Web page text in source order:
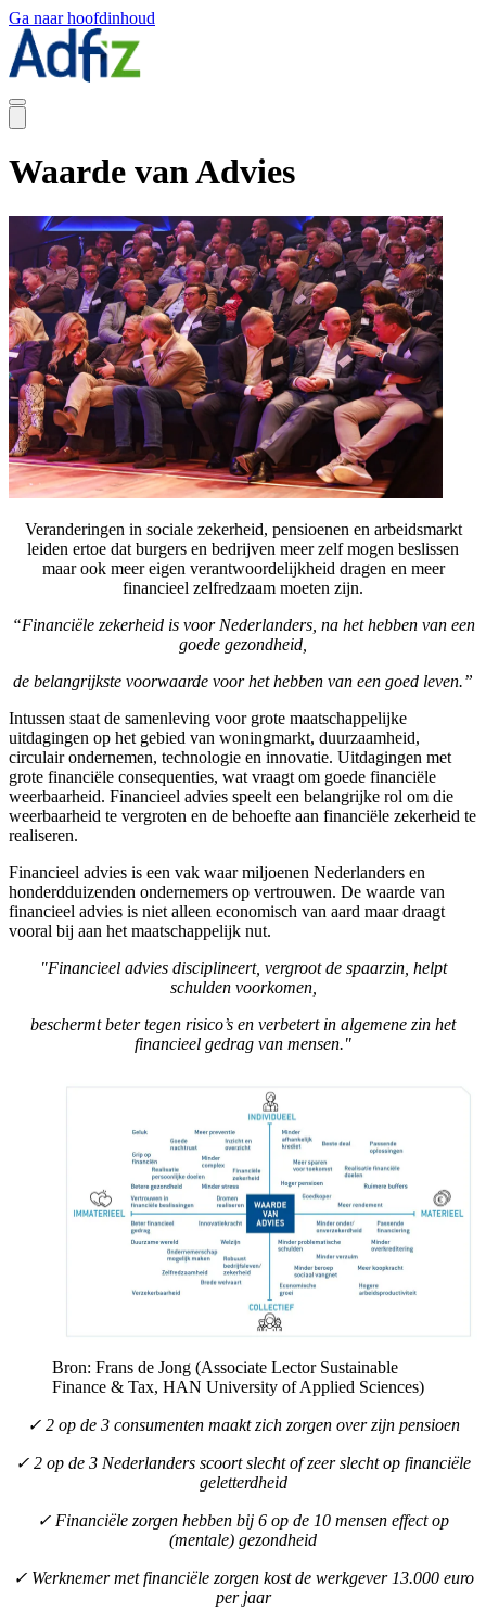
Ga naar hoofdinhoud
Waarde van Advies
Veranderingen in sociale zekerheid, pensioenen en arbeidsmarkt
leiden ertoe dat burgers en bedrijven meer zelf mogen beslissen
maar ook meer eigen verantwoordelijkheid dragen en meer
financieel zelfredzaam moeten zijn.
“Financiële zekerheid is voor Nederlanders, na het hebben van een
goede gezondheid,
de belangrijkste voorwaarde voor het hebben van een goed leven.”
Intussen staat de samenleving voor grote maatschappelijke
uitdagingen op het gebied van woningmarkt, duurzaamheid,
circulair ondernemen, technologie en innovatie. Uitdagingen met
grote financiële consequenties, wat vraagt om goede financiële
weerbaarheid. Financieel advies speelt een belangrijke rol om die
weerbaarheid te vergroten en de behoefte aan financiële zekerheid te
realiseren.
Financieel advies is een vak waar miljoenen Nederlanders en
honderdduizenden ondernemers op vertrouwen. De waarde van
financieel advies is niet alleen economisch van aard maar draagt
vooral bij aan het maatschappelijk nut.
"Financieel advies disciplineert, vergroot de spaarzin, helpt
schulden voorkomen,
beschermt beter tegen risico’s en verbetert in algemene zin het
financieel gedrag van mensen."
Bron: Frans de Jong (Associate Lector Sustainable
Finance & Tax, HAN University of Applied Sciences)
✓ 2 op de 3 consumenten maakt zich zorgen over zijn pensioen
✓ 2 op de 3 Nederlanders scoort slecht of zeer slecht op financiële
geletterdheid
✓ Financiële zorgen hebben bij 6 op de 10 mensen effect op
(mentale) gezondheid
✓ Werknemer met financiële zorgen kost de werkgever 13.000 euro
per jaar